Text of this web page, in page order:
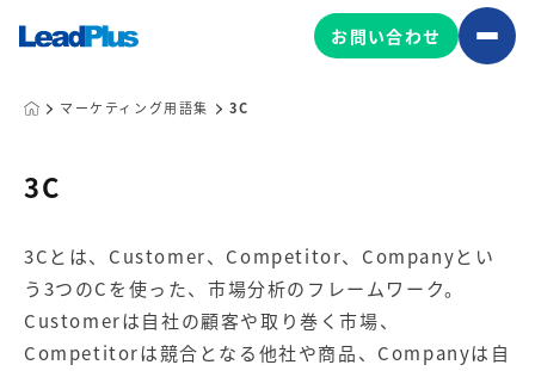
Web制作
マーケティングコンサルティング
コンテンツ制作
マーケティング基盤の製品
Leadplus One MyFolio
お問い合わせ
マーケティング用語集 3C
3C
3Cとは、Customer、Competitor、Companyとい
う3つのCを使った、市場分析のフレームワーク。
Customerは自社の顧客や取り巻く市場、
Competitorは競合となる他社や商品、Companyは自